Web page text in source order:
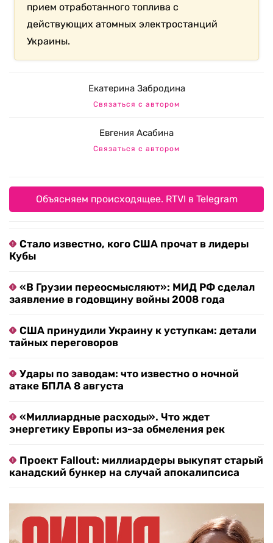
прием отработанного топлива с
действующих атомных электростанций
Украины.
Екатерина Забродина
Связаться с автором
Евгения Асабина
Связаться с автором
Объясняем происходящее. RTVI в Telegram
Стало известно, кого США прочат в лидеры
Кубы
«В Грузии переосмысляют»: МИД РФ сделал
заявление в годовщину войны 2008 года
США принудили Украину к уступкам: детали
тайных переговоров
Удары по заводам: что известно о ночной
атаке БПЛА 8 августа
«Миллиардные расходы». Что ждет
энергетику Европы из-за обмеления рек
Проект Fallout: миллиардеры выкупят старый
канадский бункер на случай апокалипсиса